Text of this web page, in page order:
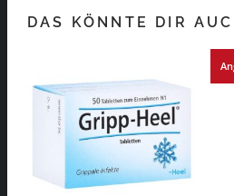
DAS KÖNNTE DIR